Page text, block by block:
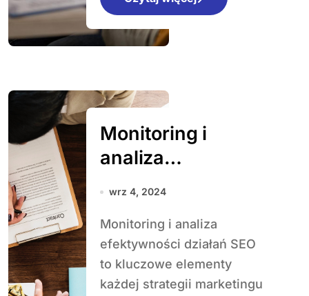
Monitoring i
analiza
efektywności
mierzyć sukces?
wrz 4, 2024
Monitoring i analiza
efektywności działań SEO
to kluczowe elementy
każdej strategii marketingu